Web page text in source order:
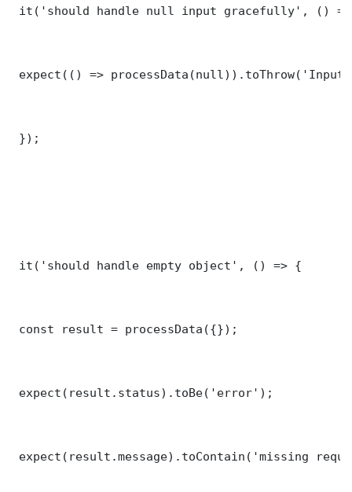
it('should handle null input gracefully', ()
expect(() =>
});
it('should handle empty object', () => {
const result = processData({});
expect(result.status).toBe('error');
expect(result.message).toContain('missing